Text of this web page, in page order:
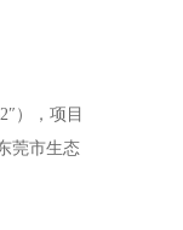
″ ），项目
莞市生态